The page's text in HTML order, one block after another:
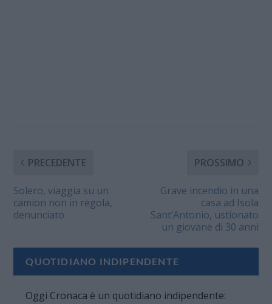
PRECEDENTE
Solero, viaggia su un
camion non in regola,
denunciato
PROSSIMO
Grave incendio in una
casa ad Isola
Sant’Antonio, ustionato
un giovane di 30 anni
QUOTIDIANO INDIPENDENTE
Oggi Cronaca è un quotidiano indipendente: